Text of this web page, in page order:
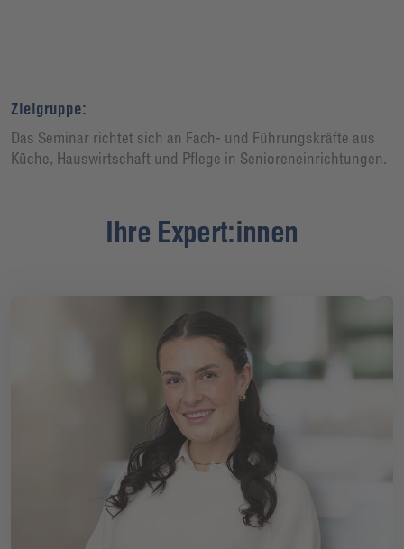
Zielgruppe:
Das Seminar richtet sich an Fach- und Führungskräfte aus
Küche, Hauswirtschaft und Pflege in Senioreneinrichtungen.
Ihre Expert:innen